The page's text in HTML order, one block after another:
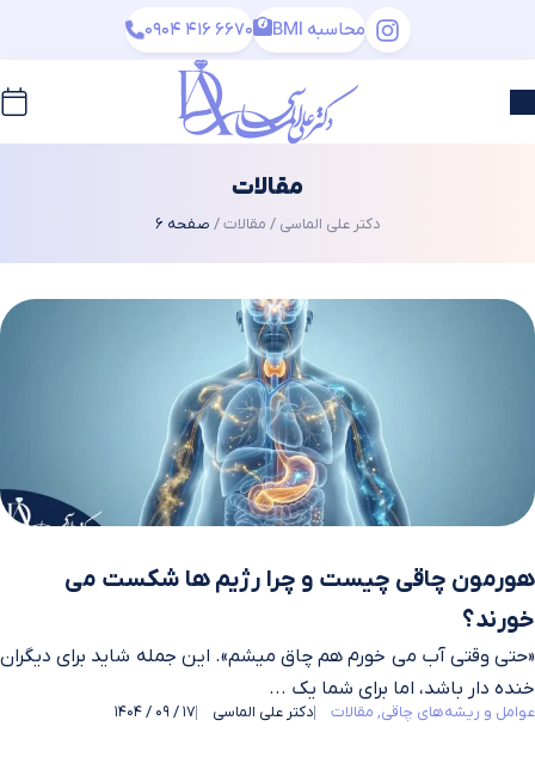
محاسبه BMI 0904 416 6670
مقالات
دکتر علی الماسی / مقالات / صفحه 6
هورمون چاقی چیست و چرا رژیم‌ ها شکست می‌
خورند؟
«حتی وقتی آب می خورم هم چاق میشم». این جمله شاید برای دیگران
خنده‌ دار باشد، اما برای شما یک ...
عوامل و ریشه‌های چاقی مقالات دکتر علی الماسی 17 / 09 / 1404